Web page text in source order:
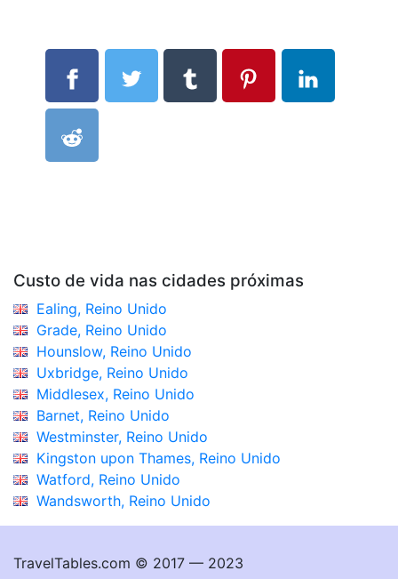
Custo de vida nas cidades próximas
Ealing, Reino Unido
Grade, Reino Unido
Hounslow, Reino Unido
Uxbridge, Reino Unido
Middlesex, Reino Unido
Barnet, Reino Unido
Westminster, Reino Unido
Kingston upon Thames, Reino Unido
Watford, Reino Unido
Wandsworth, Reino Unido
TravelTables.com © 2017 — 2023